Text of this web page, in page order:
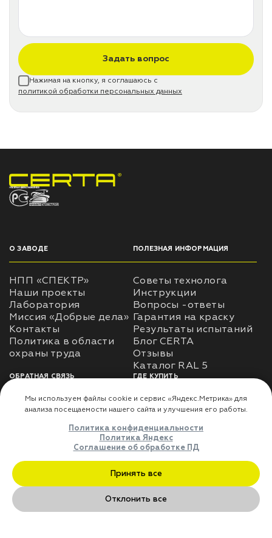
Задать вопрос
Нажимая на кнопку, я соглашаюсь с
политикой обработки персональных данных
НПП «СПЕКТР» ЗАВОД ЛАКОКРАСОЧНЫХ МАТЕРИАЛОВ
О ЗАВОДЕ
НПП «СПЕКТР»
Наши проекты
Лаборатория
Миссия «Добрые дела»
Контакты
Политика в области
ПОЛЕЗНАЯ ИНФОРМАЦИЯ
Советы технолога
Инструкции
Вопросы -ответы
Гарантия на краску
Результаты испытаний
Блог CERTA
Отзывы
Каталог RAL 5
ОБРАТНАЯ СВЯЗЬ
Использование
использования личных
Оферта
ГДЕ КУПИТЬ
Доставка
Где купить
ДЛЯ ПАРТНЁРОВ
Преимущества